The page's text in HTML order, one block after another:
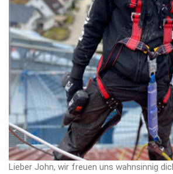
Lieber John, wir freuen uns wahnsinnig